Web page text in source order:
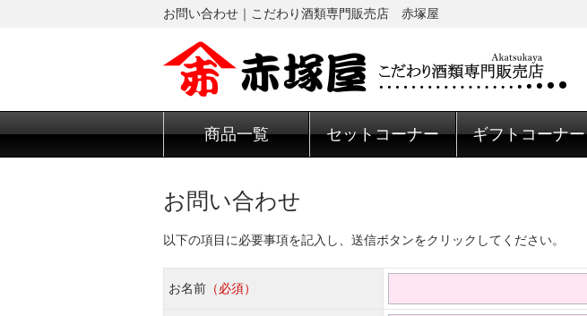
お問い合わせ｜こだわり酒類専門販売店 赤塚屋
商品一覧 セットコーナー ギフトコーナー
お問い合わせ
以下の項目に必要事項を記入し、送信ボタンをクリックしてください。
お名前 （必須）